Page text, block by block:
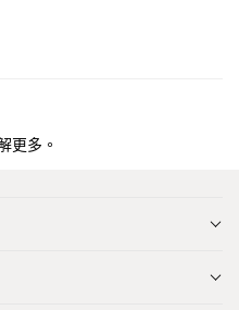
更多。